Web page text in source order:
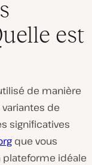
est
de manière
de
significatives
que vous
plateforme idéale